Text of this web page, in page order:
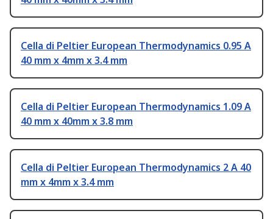
Cella di Peltier European Thermodynamics 0.95 A
40 mm x 4mm x 3.4 mm
Cella di Peltier European Thermodynamics 1.09 A
40 mm x 40mm x 3.8 mm
Cella di Peltier European Thermodynamics 2 A 40
mm x 4mm x 3.4 mm